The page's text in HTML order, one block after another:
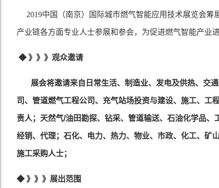
2019中国（南京）国际城市燃气智能应用技术展览会筹
产业链各方面专业人士参展和参会，为促进燃气智能产业
◆ 》》》观众邀请
展会将邀请来自日常生活、制造业、发电及供热、交
司、管道燃气工程公司、充气站场投资与建设、施工、工
责人；天然气/油田勘探、钻采、管道输送、石油化学品、
经销、代理；石化、电力、热力、物业、市政、化工、矿
施工采购人士；
◆ 》》》展出范围